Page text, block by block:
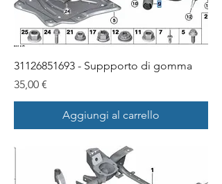
31126851693 - Suppporto di gomma
Prezzo
35,00 €
Aggiungi al carrello